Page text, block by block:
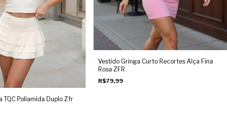
TQC Poliamida Duplo Zfr
Vestido Gringa Curto Recortes Alça Fina
Rosa ZFR
R$79,99